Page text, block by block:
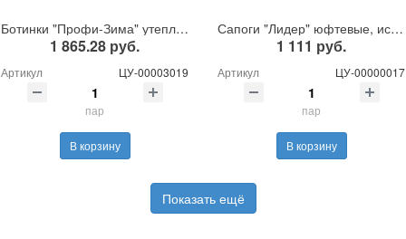
Ботинки "Профи-Зима" утепленные, иск.мех
1 865.28 руб.
Артикул ЦУ-00003019
пар
В корзину
Сапоги "Лидер" юфтевые, иск.мех ПУ/ТПУ
1 111 руб.
Артикул ЦУ-00000017
пар
В корзину
Показать ещё